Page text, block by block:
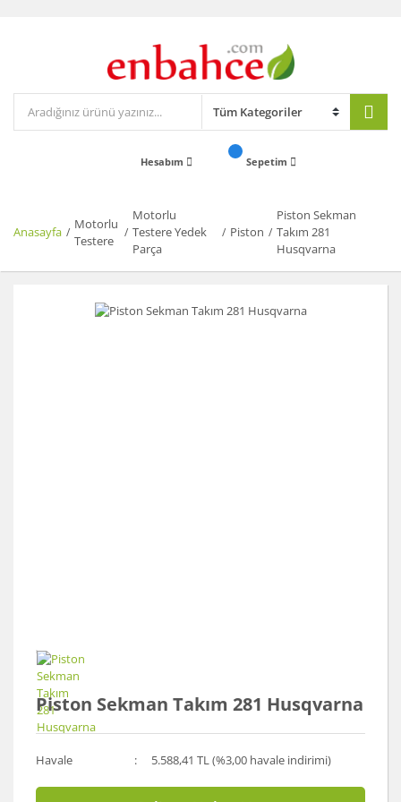
Hesabım Sepetim
Anasayfa
Motorlu
Testere
Motorlu
Testere Yedek
Parça
Piston
Piston Sekman
Takım 281
Husqvarna
Piston Sekman Takım 281 Husqvarna
Havale 5.588,41 TL (%3,00 havale indirimi)